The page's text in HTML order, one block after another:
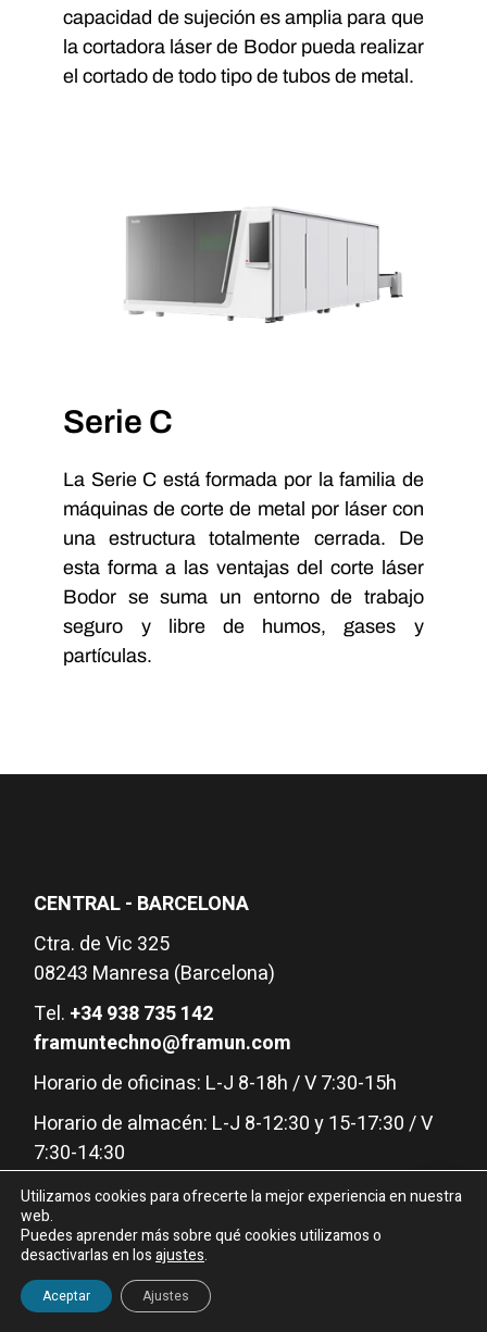
capacidad de sujeción es amplia para que
la cortadora láser de Bodor pueda realizar
el cortado de todo tipo de tubos de metal.
Serie C
La Serie C está formada por la familia de
máquinas de corte de metal por láser con
una estructura totalmente cerrada. De
esta forma a las ventajas del corte láser
Bodor se suma un entorno de trabajo
seguro y libre de humos, gases y
partículas.
CENTRAL - BARCELONA
Ctra. de Vic 325
08243 Manresa (Barcelona)
Tel. +34 938 735 142
framuntechno@framun.com
Horario de oficinas: L-J 8-18h / V 7:30-15h
Horario de almacén: L-J 8-12:30 y 15-17:30 / V
7:30-14:30
DELEGACIÓN - MADRID
C/ Newton nº 1, Edificio 3, Nave 7
28914 Leganés (Madrid)
Utilizamos cookies para ofrecerte la mejor experiencia en nuestra
web.
Puedes aprender más sobre qué cookies utilizamos o
desactivarlas en losajustes.
Aceptar Ajustes